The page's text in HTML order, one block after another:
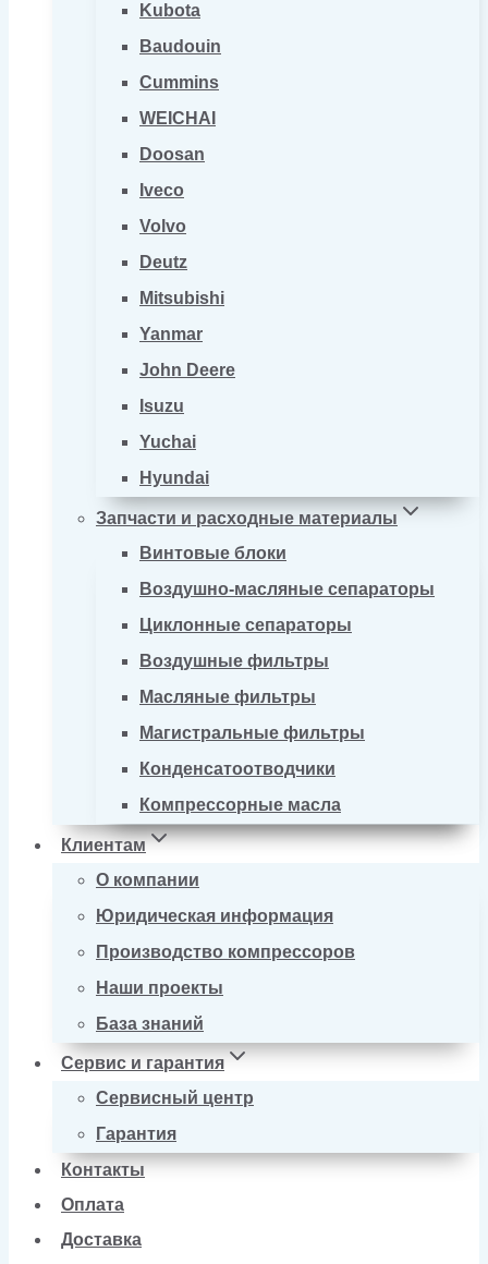
Kubota
Baudouin
Cummins
WEICHAI
Doosan
Iveco
Volvo
Deutz
Mitsubishi
Yanmar
John Deere
Isuzu
Yuchai
Hyundai
Запчасти и расходные материалы
Винтовые блоки
Воздушно-масляные сепараторы
Циклонные сепараторы
Воздушные фильтры
Масляные фильтры
Магистральные фильтры
Конденсатоотводчики
Компрессорные масла
Клиентам
О компании
Юридическая информация
Производство компрессоров
Наши проекты
База знаний
Сервис и гарантия
Сервисный центр
Гарантия
Контакты
Оплата
Доставка